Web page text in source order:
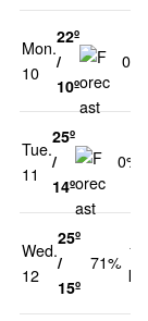
Mon.
10
22º
/
10º
0%
Tue.
11
25º
/
14º
0%
Wed.
12
25º
/
15º
71%
17